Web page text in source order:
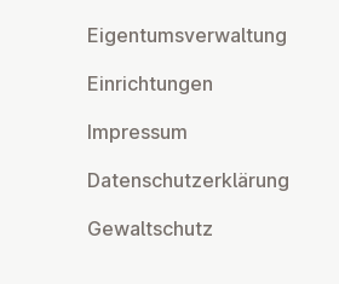
Ei­gen­tums­ver­wal­tung
Ein­rich­tun­gen
Impressum
Da­ten­schutz­er­klä­rung
Ge­walt­schutz